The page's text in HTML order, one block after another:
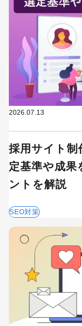
Googleア
2026.07.13
採用サイト制
定基準や成果
ントを解説
SEO対策